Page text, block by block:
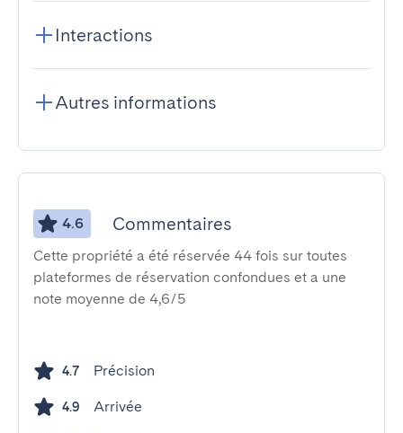
Interactions
Autres informations
4.6 Commentaires
Cette propriété a été réservée 44 fois sur toutes
plateformes de réservation confondues et a une
note moyenne de 4,6/5
4.7 Précision
4.9 Arrivée